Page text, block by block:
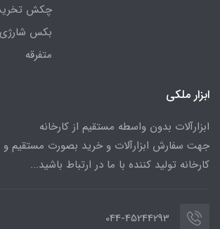
چکش
بکس شارژی
متفرقه
ابزار ملکی
ابزارآلات بدون واسطه مستقیم از کارخانه
جهت سفارش ابزارآلات و خرید بصورت مستقیم و
کارخانه تولید کننده با ما در ارتباط باشید...
044-45244293